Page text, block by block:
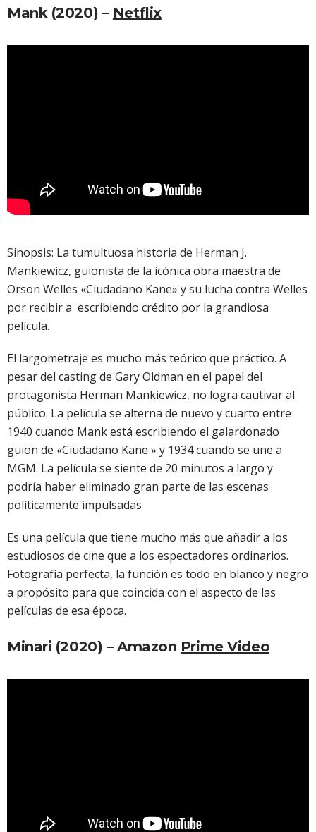
Mank (2020) – Netflix
Sinopsis: La tumultuosa historia de Herman J.
Mankiewicz, guionista de la icónica obra maestra de
Orson Welles «Ciudadano Kane» y su lucha contra Welles
por recibir a escribiendo crédito por la grandiosa
película.
El largometraje es mucho más teórico que práctico. A
pesar del casting de Gary Oldman en el papel del
protagonista Herman Mankiewicz, no logra cautivar al
público. La película se alterna de nuevo y cuarto entre
1940 cuando Mank está escribiendo el galardonado
guion de «Ciudadano Kane » y 1934 cuando se une a
MGM. La película se siente de 20 minutos a largo y
podría haber eliminado gran parte de las escenas
políticamente impulsadas
Es una película que tiene mucho más que añadir a los
estudiosos de cine que a los espectadores ordinarios.
Fotografía perfecta, la función es todo en blanco y negro
a propósito para que coincida con el aspecto de las
películas de esa época.
Minari (2020) – Amazon Prime Video